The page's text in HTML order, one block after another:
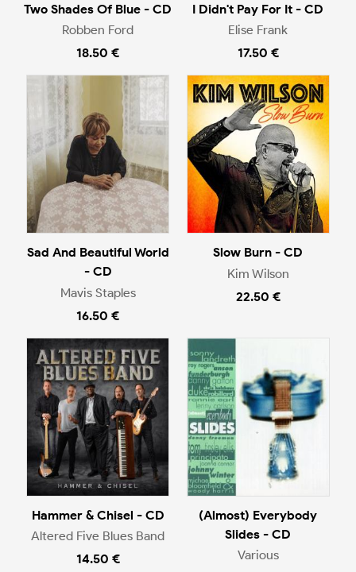
Two Shades Of Blue - CD
Robben Ford
18.50 €
I Didn't Pay For It - CD
Elise Frank
17.50 €
Sad And Beautiful World
- CD
Mavis Staples
16.50 €
Slow Burn - CD
Kim Wilson
22.50 €
Hammer & Chisel - CD
Altered Five Blues Band
14.50 €
(Almost) Everybody
Slides - CD
Various